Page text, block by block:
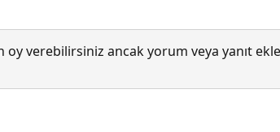
oy verebilirsiniz ancak yorum veya yanıt